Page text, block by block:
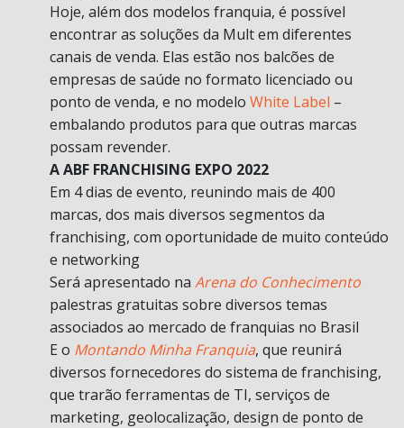
Hoje, além dos modelos franquia, é possível
encontrar as soluções da Mult em diferentes
canais de venda. Elas estão nos balcões de
empresas de saúde no formato licenciado ou
ponto de venda, e no modelo White Label –
embalando produtos para que outras marcas
possam revender.
A ABF FRANCHISING EXPO 2022
Em 4 dias de evento, reunindo mais de 400
marcas, dos mais diversos segmentos da
franchising, com oportunidade de muito conteúdo
e networking
Será apresentado na Arena do Conhecimento
palestras gratuitas sobre diversos temas
associados ao mercado de franquias no Brasil
E o Montando Minha Franquia, que reunirá
diversos fornecedores do sistema de franchising,
que trarão ferramentas de TI, serviços de
marketing, geolocalização, design de ponto de